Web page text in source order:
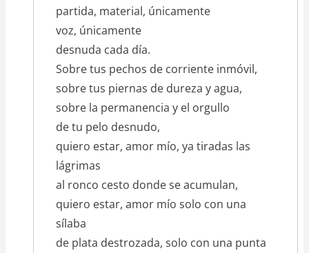
partida, material, únicamente
voz, únicamente
desnuda cada día.
Sobre tus pechos de corriente inmóvil,
sobre tus piernas de dureza y agua,
sobre la permanencia y el orgullo
de tu pelo desnudo,
quiero estar, amor mío, ya tiradas las
lágrimas
al ronco cesto donde se acumulan,
quiero estar, amor mío solo con una
sílaba
de plata destrozada, solo con una punta